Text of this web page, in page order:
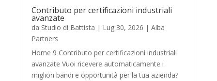
Contributo per certificazioni industriali
avanzate
da Studio di Battista | Lug 30, 2026 | Alba
Partners
Home 9 Contributo per certificazioni industriali
avanzate Vuoi ricevere automaticamente i
migliori bandi e opportunità per la tua azienda?